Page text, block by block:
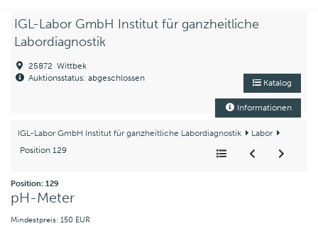
IGL-Labor GmbH Institut für ganzheitliche
Labordiagnostik
25872 Wittbek
Auktionsstatus: abgeschlossen
Katalog
Informationen
IGL-Labor GmbH Institut für ganzheitliche Labordiagnostik
Labor
Position 129
Position: 129
pH-Meter
Mindestpreis: 150 EUR